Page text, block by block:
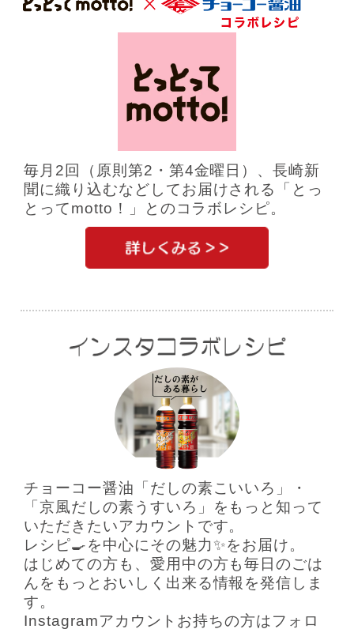
毎月2回（原則第2・第4金曜日）、長崎新
聞に織り込むなどしてお届けされる「とっ
とってmotto！」とのコラボレシピ。
チョーコー醤油「だしの素こいいろ」・
「京風だしの素うすいろ」をもっと知って
いただきたいアカウントです。
レシピ🍳を中心にその魅力✨️をお届け。
はじめての方も、愛用中の方も毎日のごは
んをもっとおいしく出来る情報を発信しま
す。
Instagramアカウントお持ちの方はフォロ